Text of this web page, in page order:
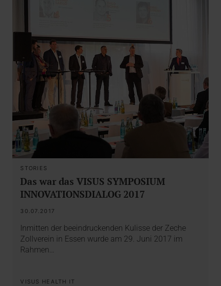
STORIES
Das war das VISUS SYMPOSIUM
INNOVATIONSDIALOG 2017
30.07.2017
Inmitten der beeindruckenden Kulisse der Zeche
Zollverein in Essen wurde am 29. Juni 2017 im
Rahmen…
VISUS HEALTH IT